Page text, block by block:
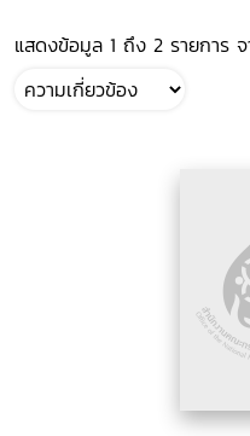
แสดงข้อมูล 1 ถึง 2 รายการ